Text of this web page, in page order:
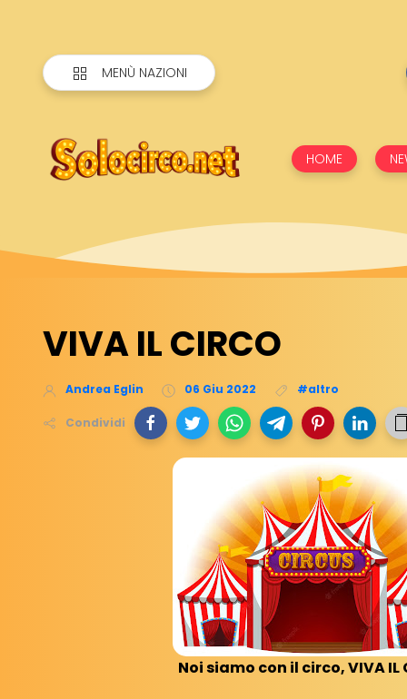
MENÙ NAZIONI
HOME
VIVA IL CIRCO
Andrea Eglin 06 Giu 2022 #altro
Condividi
Noi siamo con il circo, VIVA IL